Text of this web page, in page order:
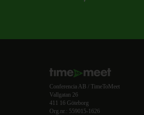
Conferencia AB / TimeToMeet
Vallgatan 26
411 16 Göteborg
Org.nr.: 559015-1626